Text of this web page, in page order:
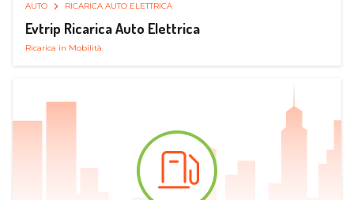
AUTO RICARICA AUTO ELETTRICA
Evtrip Ricarica Auto Elettrica
Ricarica in Mobilità